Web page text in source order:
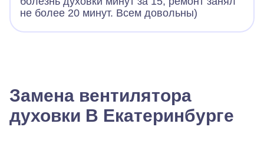
не более 20 минут. Всем довольны)
Замена вентилятора
духовки В Екатеринбурге